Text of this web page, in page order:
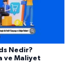
Nedir?
ve Maliyet